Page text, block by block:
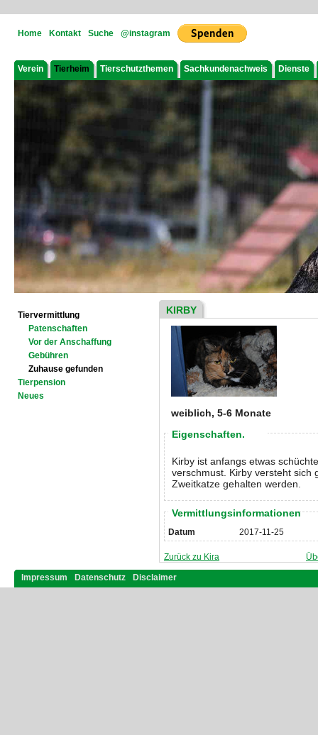
Home Kontakt Suche @instagram
Verein Tierheim Tierschutzthemen Sachkundenachweis Dienste
Tiervermittlung
Patenschaften
Vor der Anschaffung
Gebühren
Zuhause gefunden
Tierpension
Neues
KIRBY
weiblich, 5-6 Monate
Eigenschaften.
Kirby ist anfangs etwas
verschmust. Kirby versteht sich
Zweitkatze gehalten werden.
Vermittlungsinformationen
Datum 2017-11-25
Zurück zu Kira
Impressum Datenschutz Disclaimer